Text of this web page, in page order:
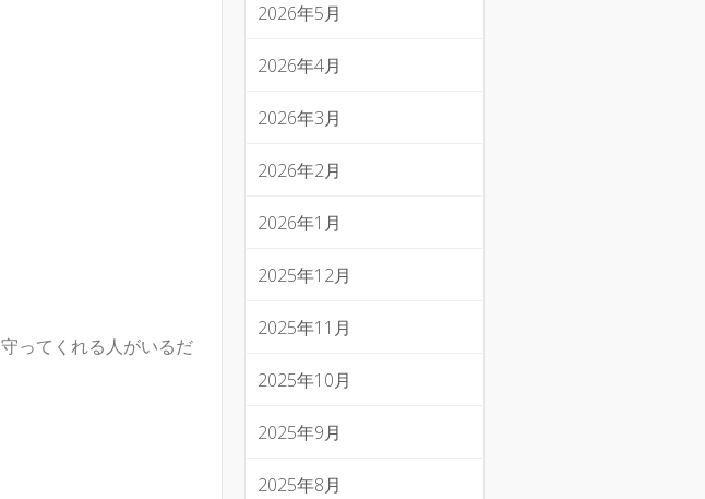
ってくれる人がいるだ
2026年5月
2026年4月
2026年3月
2026年2月
2026年1月
2025年12月
2025年11月
2025年10月
2025年9月
2025年8月